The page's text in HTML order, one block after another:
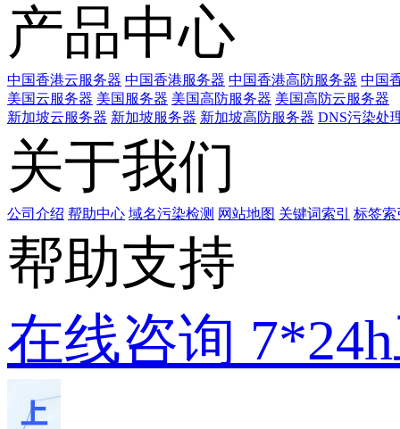
产品中心
中国香港云服务器 中国香港服务器 中国香港高防服务器 中国
美国云服务器 美国服务器 美国高防服务器 美国高防云服务器
新加坡云服务器 新加坡服务器 新加坡高防服务器 DNS污染处
关于我们
公司介绍 帮助中心 域名污染检测 网站地图 关键词索引 标签索
帮助支持
在线咨询